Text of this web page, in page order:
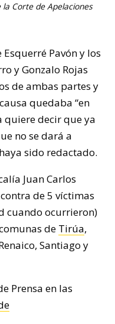
Corte de Apelaciones
Pavón y los
y Gonzalo Rojas
de ambas partes y
quedaba “en
quiere decir que ya
no se dará a
sido redactado.
Juan Carlos
de 5 víctimas
cuando ocurrieron)
de Tirúa,
Santiago y
Prensa en las